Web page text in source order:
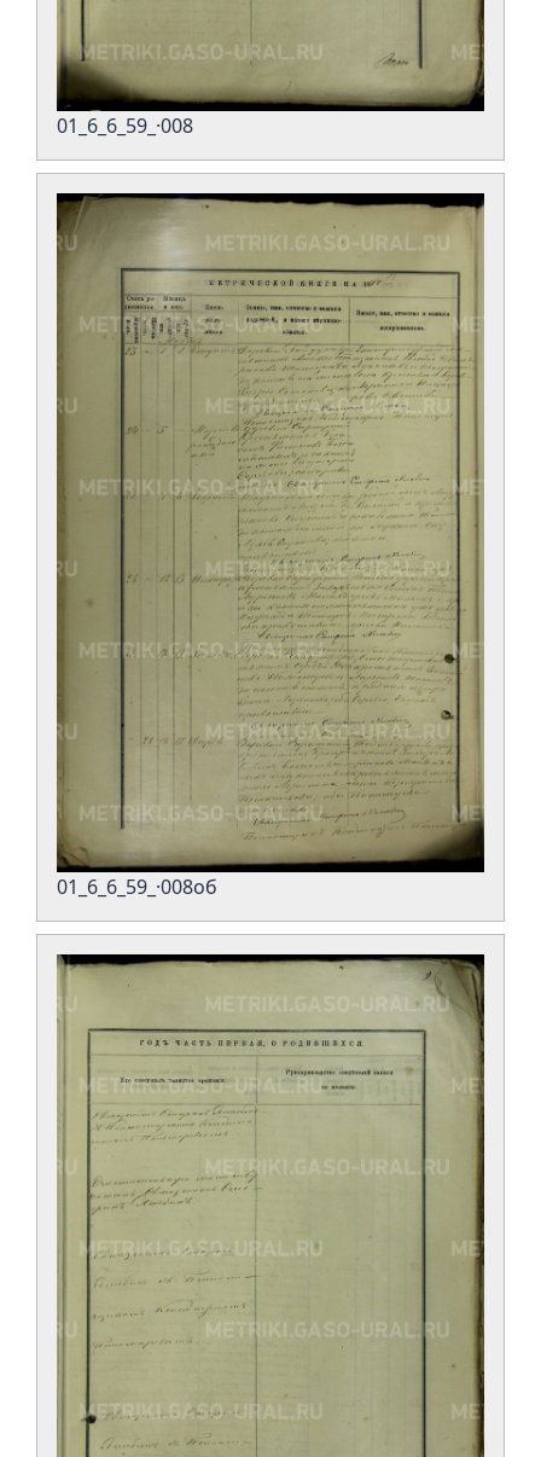
01_6_6_59_·008
01_6_6_59_·008об